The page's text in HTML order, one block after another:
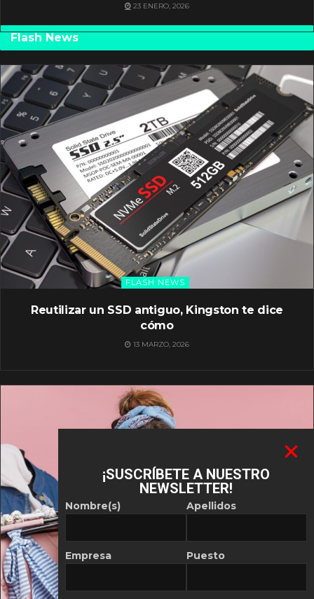
23 ENERO, 2026
Flash News
FLASH NEWS
Reutilizar un SSD antiguo, Kingston te dice
cómo
13 MARZO, 2026
¡SUSCRÍBETE A NUESTRO
NEWSLETTER!
Nombre(s)
Empresa
Apellidos
Puesto